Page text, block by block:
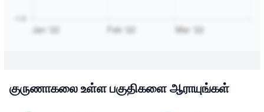
குருணாகலை உள்ள பகுதிகளை ஆராயுங்கள்